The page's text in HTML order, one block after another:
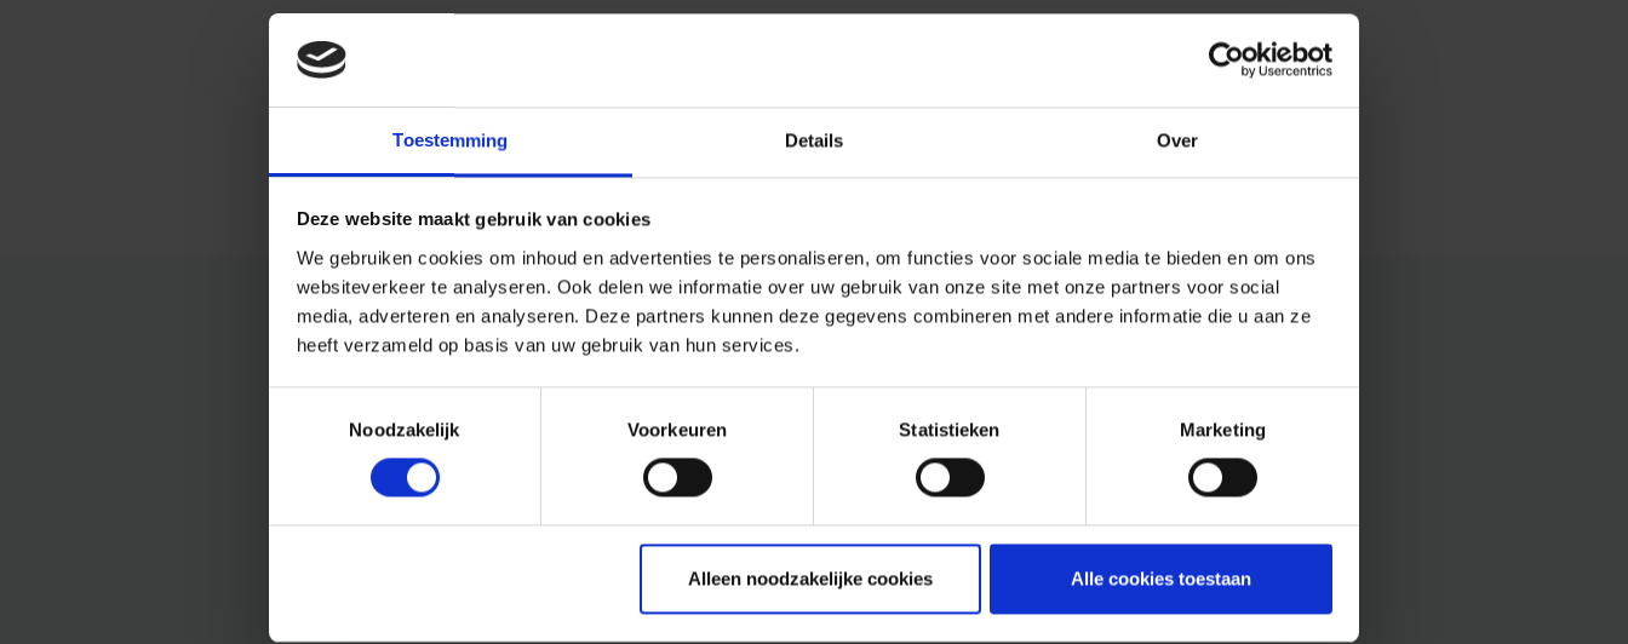
Toestemming Details Over
Deze website maakt gebruik van cookies
We gebruiken cookies om inhoud en advertenties te personaliseren, om functies voor sociale media te bieden en om ons
websiteverkeer te analyseren. Ook delen we informatie over uw gebruik van onze site met onze partners voor social
media, adverteren en analyseren. Deze partners kunnen deze gegevens combineren met andere informatie die u aan ze
heeft verzameld op basis van uw gebruik van hun services.
Noodzakelijk
Voorkeuren Statistieken Marketing
Alleen noodzakelijke cookies Alle cookies toestaan